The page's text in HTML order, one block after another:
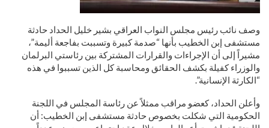
وصف نائب رئيس مجلس النواب العراقي بشير خليل الحداد حادثة
مستشفى إبن الخطيب بأنها “صدمة كبيرة وتسببت بفاجعة أليمة”،
مشيراً إلى أن الإجراءات والقرارات المشتركة بين رئاستي البرلمان
والوزراء كفيلة بكشف الحقائق ومحاسبة كل الذين تسببوا في هذه
“الكارثة الإنسانية”.
وأعلن الحداد، كعضو مراقب ممثلاً عن رئاسة المجلس في اللجنة
الحكومية التي شكلت بخصوص حادثة مستشفى إبن الخطيب: أن